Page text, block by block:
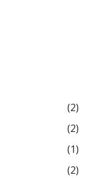
(2)
(2)
(1)
(2)